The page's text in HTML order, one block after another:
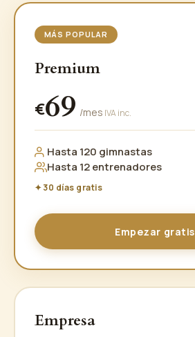
MÁS POPULAR
Premium
€69 /mes IVA inc.
Hasta 120 gimnastas
Hasta 12 entrenadores
✦ 30 días gratis
Empezar gratis
Empresa